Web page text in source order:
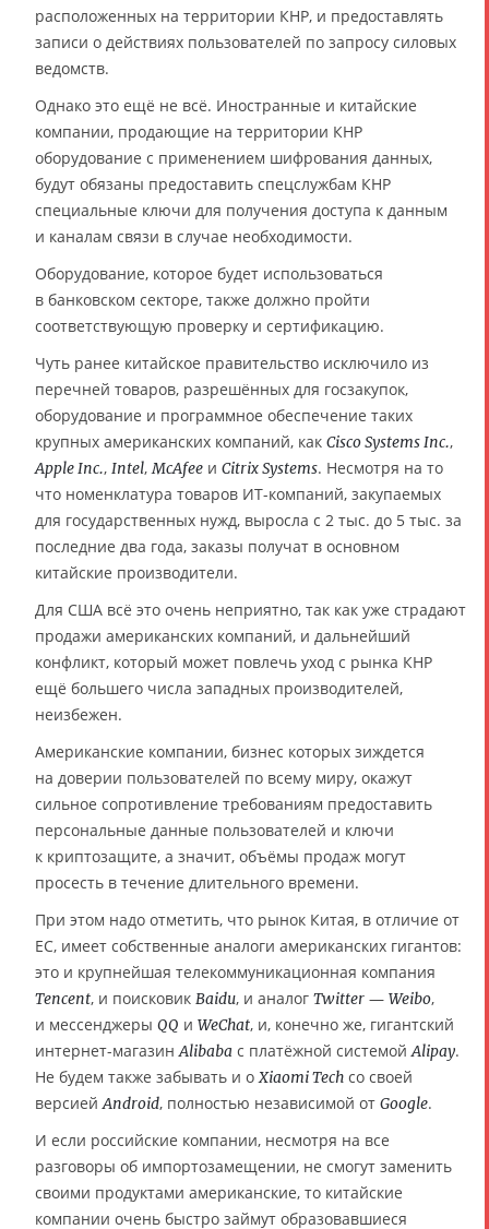
расположенных на территории КНР, и предоставлять
записи о действиях пользователей по запросу силовых
ведомств.
Однако это ещё не всё. Иностранные и китайские
компании, продающие на территории КНР
оборудование с применением шифрования данных,
будут обязаны предоставить спецслужбам КНР
специальные ключи для получения доступа к данным
и каналам связи в случае необходимости.
Оборудование, которое будет использоваться
в банковском секторе, также должно пройти
соответствующую проверку и сертификацию.
Чуть ранее китайское правительство исключило из
перечней товаров, разрешённых для госзакупок,
оборудование и программное обеспечение таких
крупных американских компаний, как Cisco Systems Inc.,
Apple Inc., Intel,McAfee и Citrix Systems. Несмотря на то
что номенклатура товаров ИТ-компаний, закупаемых
для государственных нужд, выросла с 2 тыс. до 5 тыс. за
последние два года, заказы получат в основном
китайские производители.
Для США всё это очень неприятно, так как уже страдают
продажи американских компаний, и дальнейший
конфликт, который может повлечь уход с рынка КНР
ещё большего числа западных производителей,
неизбежен.
Американские компании, бизнес которых зиждется
на доверии пользователей по всему миру, окажут
сильное сопротивление требованиям предоставить
персональные данные пользователей и ключи
к криптозащите, а значит, объёмы продаж могут
просесть в течение длительного времени.
При этом надо отметить, что рынок Китая, в отличие от
ЕС, имеет собственные аналоги американских гигантов:
это и крупнейшая телекоммуникационная компания
Tencent, и поисковик Baidu, и аналог Twitter — Weibo,
и мессенджеры QQ и WeChat, и, конечно же, гигантский
интернет-магазинAlibaba с платёжной системойAlipay.
Не будем также забывать и оXiaomi Tech со своей
версиейAndroid, полностью независимой от Google.
И если российские компании, несмотря на все
разговоры об импортозамещении, не смогут заменить
своими продуктами американские, то китайские
компании очень быстро займут образовавшиеся